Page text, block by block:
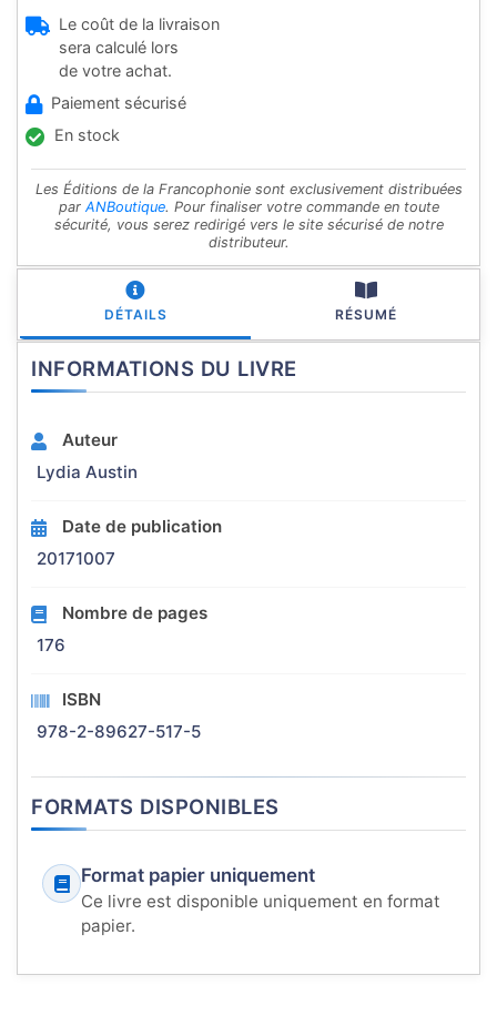
Le coût de la livraison
sera calculé lors
de votre achat.
Paiement sécurisé
En stock
Les Éditions de la Francophonie sont exclusivement distribuées
par ANBoutique. Pour finaliser votre commande en toute
sécurité, vous serez redirigé vers le site sécurisé de notre
distributeur.
DÉTAILS RÉSUMÉ
INFORMATIONS DU LIVRE
Auteur
Lydia Austin
Date de publication
20171007
Nombre de pages
176
ISBN
978-2-89627-517-5
FORMATS DISPONIBLES
Format papier uniquement
Ce livre est disponible uniquement en format
papier.